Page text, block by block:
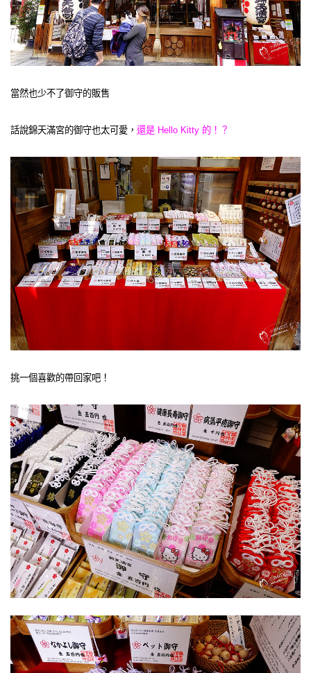
當然也少不了御守的販售
話說錦天滿宮的御守也太可愛， 還是 Hello Kitty 的！？
挑一個喜歡的帶回家吧！